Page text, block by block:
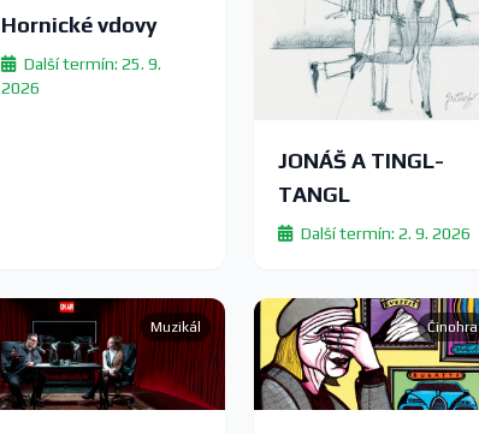
Hornické vdovy
Další termín: 25. 9.
2026
JONÁŠ A TINGL-
TANGL
Další termín: 2. 9. 2026
Muzikál Činohra